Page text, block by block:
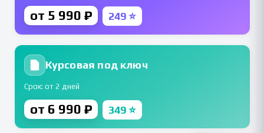
от 5 990 ₽ 249 ⭐
Курсовая под ключ
Срок: от 2 дней
от 6 990 ₽ 349 ⭐